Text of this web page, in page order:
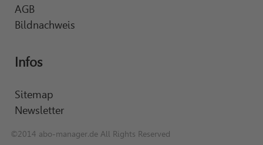
AGB
Bildnachweis
Infos
Sitemap
Newsletter
©2014 abo-manager.de All Rights Reserved